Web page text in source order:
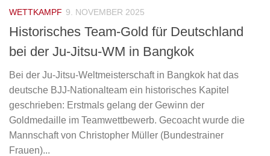
WETTKAMPF 9. NOVEMBER 2025
Historisches Team-Gold für Deutschland
bei der Ju-Jitsu-WM in Bangkok
Bei der Ju-Jitsu-Weltmeisterschaft in Bangkok hat das
deutsche BJJ-Nationalteam ein historisches Kapitel
geschrieben: Erstmals gelang der Gewinn der
Goldmedaille im Teamwettbewerb. Gecoacht wurde die
Mannschaft von Christopher Müller (Bundestrainer
Frauen)...